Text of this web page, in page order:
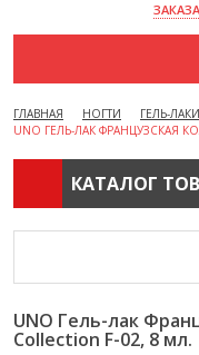
ГЛАВНАЯ НОГТИ ГЕЛЬ-ЛАКИ
UNO ГЕЛЬ-ЛАК ФРАНЦУЗСКАЯ
КАТАЛОГ
UNO Гель-лак
Collection F-02, 8 мл.